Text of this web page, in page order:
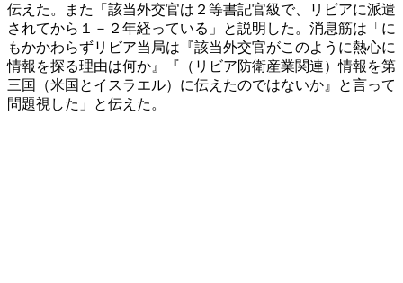
伝えた。また「該当外交官は２等書記官級で、リビアに派遣
されてから１－２年経っている」と説明した。消息筋は「に
もかかわらずリビア当局は『該当外交官がこのように熱心に
情報を探る理由は何か』『（リビア防衛産業関連）情報を第
三国（米国とイスラエル）に伝えたのではないか』と言って
問題視した」と伝えた。